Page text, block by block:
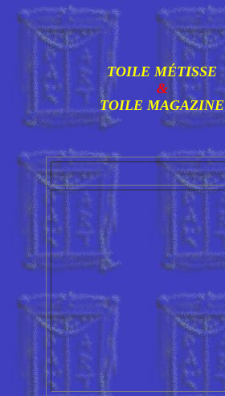
TOILE MÉTISSE
&
TOILE MAGAZINE